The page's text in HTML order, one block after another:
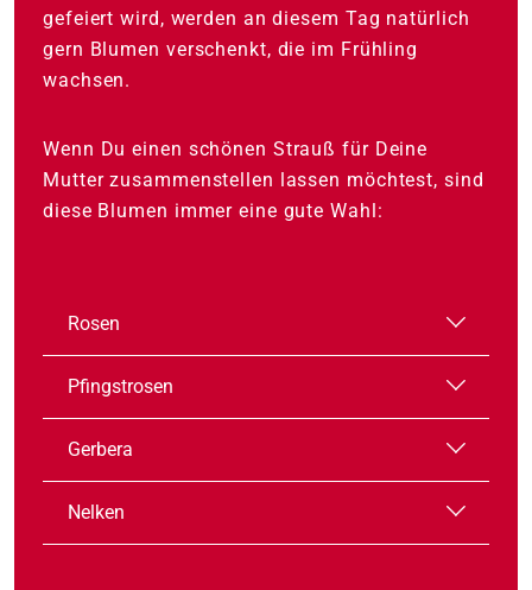
gefeiert wird, werden an diesem Tag natürlich
gern Blumen verschenkt, die im Frühling
wachsen.
Wenn Du einen schönen Strauß für Deine
Mutter zusammenstellen lassen möchtest, sind
diese Blumen immer eine gute Wahl:
Rosen
Pfingstrosen
Gerbera
Nelken